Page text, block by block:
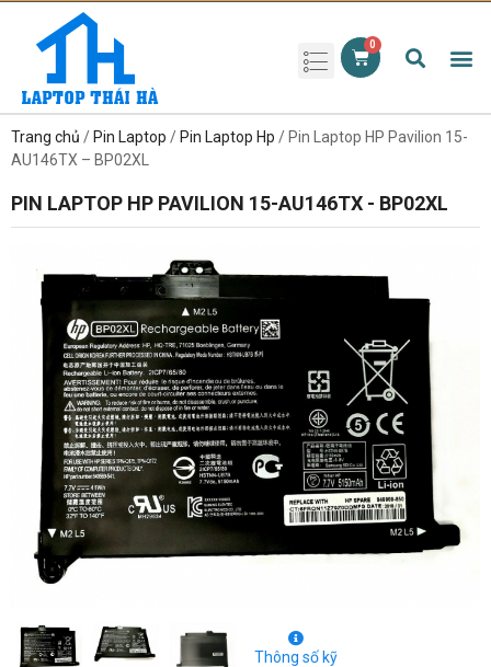
Trang chủ / Pin Laptop / Pin Laptop Hp / Pin Laptop HP Pavilion 15-
AU146TX – BP02XL
PIN LAPTOP HP PAVILION 15-AU146TX - BP02XL
Thông số kỹ